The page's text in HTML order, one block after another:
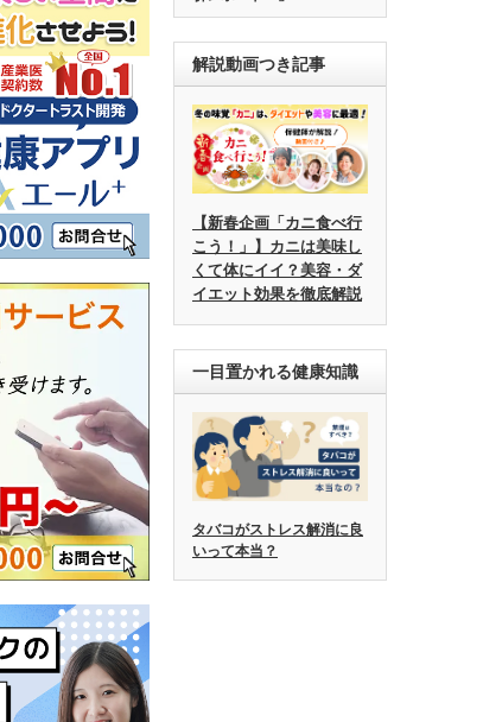
解説動画つき記事
【新春企画「カニ食べ行
こう！」】カニは美味し
くて体にイイ？美容・ダ
イエット効果を徹底解説
一目置かれる健康知識
タバコがストレス解消に良
いって本当？